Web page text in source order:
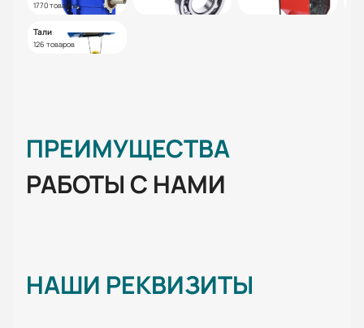
1770 товаров
Тали
126 товаров
ПРЕИМУЩЕСТВА
РАБОТЫ С НАМИ
НАШИ РЕКВИЗИТЫ